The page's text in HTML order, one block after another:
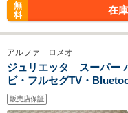
無
料
在
アルファ ロメオ
ジュリエッタ スーパー
ビ・フルセグTV・
バックカメラ・コーナー
ンチアルミホイル・クル
販売店保証